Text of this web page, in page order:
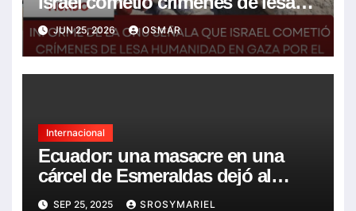
humanidad en Gaza por el
asesinato de más de 20.000 niños
JUN 25, 2026 OSMAR
Internacional
Ecuador: una masacre en una
cárcel de Esmeraldas dejó al
menos 17 reclusos asesinados
SEP 25, 2025 SROSYMARIEL